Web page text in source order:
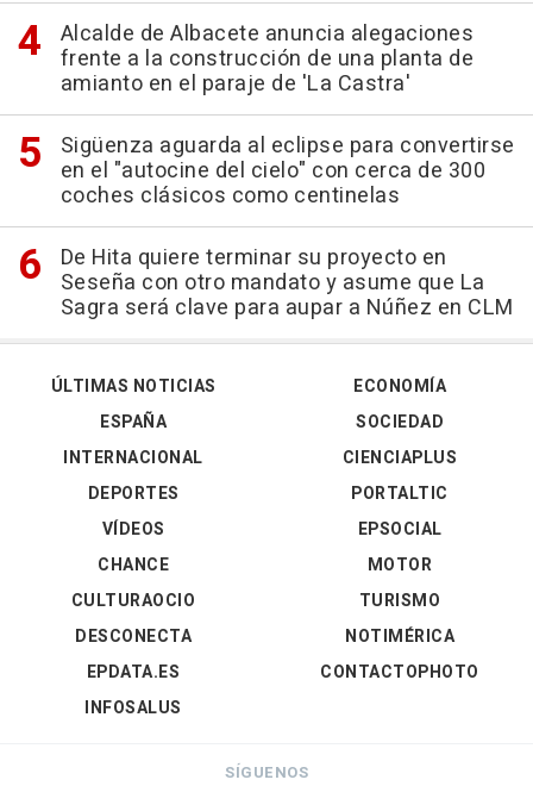
Alcalde de Albacete anuncia alegaciones
frente a la construcción de una planta de
amianto en el paraje de 'La Castra'
Sigüenza aguarda al eclipse para convertirse
en el "autocine del cielo" con cerca de 300
coches clásicos como centinelas
De Hita quiere terminar su proyecto en
Seseña con otro mandato y asume que La
Sagra será clave para aupar a Núñez en CLM
ÚLTIMAS NOTICIAS
ESPAÑA
INTERNACIONAL
DEPORTES
VÍDEOS
ECONOMÍA
SOCIEDAD
CIENCIAPLUS
PORTALTIC
EPSOCIAL
CHANCE
CULTURAOCIO
DESCONECTA
EPDATA.ES
INFOSALUS
MOTOR
TURISMO
NOTIMÉRICA
CONTACTOPHOTO
SÍGUENOS